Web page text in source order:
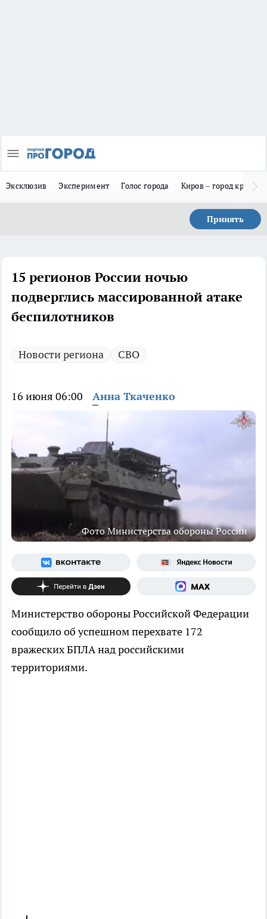
Эксклюзив Эксперимент Голос города Киров – город
Принять
15 регионов России ночью
подверглись массированной атаке
беспилотников
Новости региона СВО
16 июня 06:00 Анна Ткаченко
Фото Министерства обороны России
Министерство обороны Российской Федерации
сообщило об успешном перехвате 172
вражеских БПЛА над российскими
территориями.